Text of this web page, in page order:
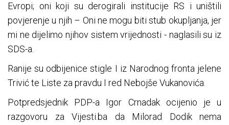
Evropi; oni koji su derogirali institucije RS i uništili
povjerenje u njih – Oni ne mogu biti stub okupljanja, jer
mi ne dijelimo njihov sistem vrijednosti - naglasili su iz
SDS-a.
Ranije su odbijenice stigle I iz Narodnog fronta jelene
Trivić te Liste za pravdu I red Nebojše Vukanovića.
Potpredsjednik PDP-a Igor Crnadak ocijenio je u
razgovoru za Vijesti.ba da Milorad Dodik nema